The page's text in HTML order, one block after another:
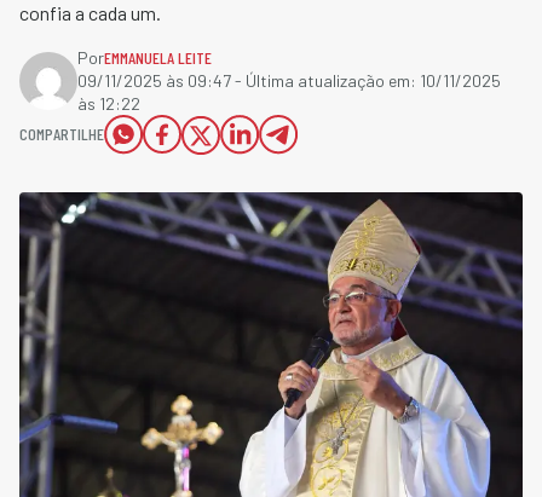
confia a cada um.
PorEMMANUELA LEITE
09/11/2025 às 09:47- Última atualização em: 10/11/2025
às 12:22
COMPARTILHE